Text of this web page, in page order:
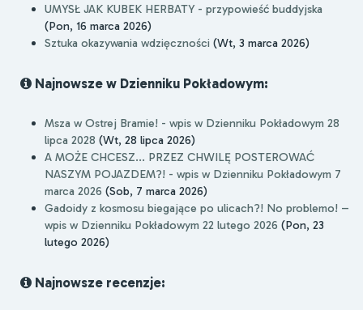
UMYSŁ JAK KUBEK HERBATY - przypowieść buddyjska
(Pon, 16 marca 2026)
Sztuka okazywania wdzięczności (Wt, 3 marca 2026)
Najnowsze w Dzienniku Pokładowym:
Msza w Ostrej Bramie! - wpis w Dzienniku Pokładowym 28
lipca 2028 (Wt, 28 lipca 2026)
A MOŻE CHCESZ... PRZEZ CHWILĘ POSTEROWAĆ
NASZYM POJAZDEM?! - wpis w Dzienniku Pokładowym 7
marca 2026 (Sob, 7 marca 2026)
Gadoidy z kosmosu biegające po ulicach?! No problemo! –
wpis w Dzienniku Pokładowym 22 lutego 2026 (Pon, 23
lutego 2026)
Najnowsze recenzje: